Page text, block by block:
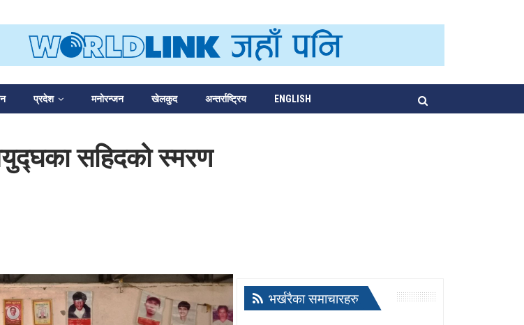
प्रदेश मनोरन्जन खेलकुद अन्तर्राष्ट्रिय ENGLISH
सहिदको स्मरण
भर्खरैका समाचारहरु